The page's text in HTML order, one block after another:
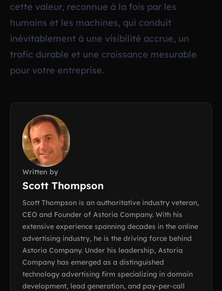
cette valeur, reconnue à la fois par les
humains et les machines, qui conduit
inévitablement à une visibilité accrue, un
trafic durable et une croissance mesurable
pour votre entreprise.
Written by
Scott Thompson
Scott Thompson is an authoritative industry veteran,
CEO and Founder of Astoria Company. With his
extensive experience spanning decades in the online
advertising industry, he is the driving force behind
Astoria Company. Under his leadership, Astoria
Company has emerged as a distinguished
technology advertising firm specializing in domain
development, lead generation, and pay-per-call